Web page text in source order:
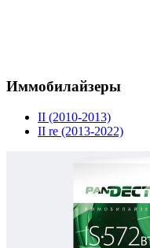
Иммобилайзеры
II (2010-2013)
II re (2013-2022)